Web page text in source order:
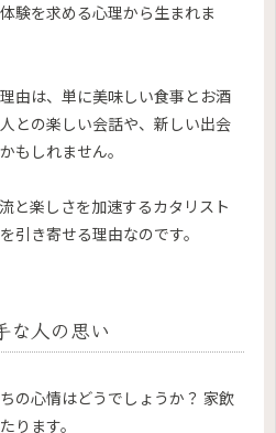
験を求める心理から生まれま
由は、単に美味しい食事とお酒
との楽しい会話や、新しい出会
もしれません。
と楽しさを加速するカタリスト
引き寄せる理由なのです。
な人の思い
の心情はどうでしょうか？ 家飲
ります。